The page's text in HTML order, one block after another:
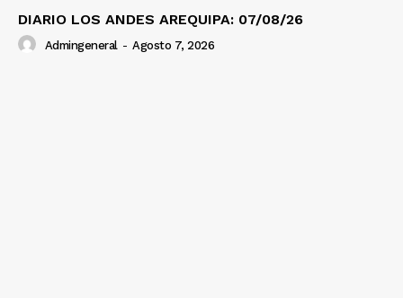
DIARIO LOS ANDES AREQUIPA: 07/08/26
Admingeneral - Agosto 7, 2026